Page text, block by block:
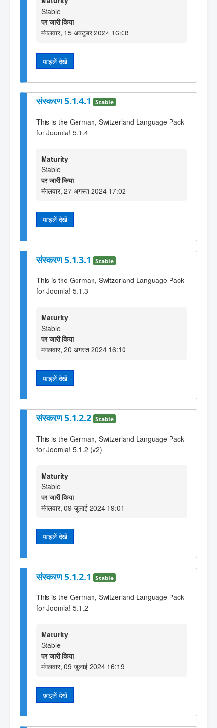
Stable
पर जारी किया
मंगलवार, 15 अक्टूबर 2024 16:08
फ़ाइलें देखें
संस्करण 5.1.4.1 Stable
This is the German, Switzerland Language Pack
for Joomla! 5.1.4
Maturity
Stable
पर जारी किया
मंगलवार, 27 अगस्त 2024 17:02
फ़ाइलें देखें
संस्करण 5.1.3.1 Stable
This is the German, Switzerland Language Pack
for Joomla! 5.1.3
Maturity
Stable
पर जारी किया
मंगलवार, 20 अगस्त 2024 16:10
फ़ाइलें देखें
संस्करण 5.1.2.2 Stable
This is the German, Switzerland Language Pack
for Joomla! 5.1.2 (v2)
Maturity
Stable
पर जारी किया
मंगलवार, 09 जुलाई 2024 19:01
फ़ाइलें देखें
संस्करण 5.1.2.1 Stable
This is the German, Switzerland Language Pack
for Joomla! 5.1.2
Maturity
Stable
पर जारी किया
मंगलवार, 09 जुलाई 2024 16:19
फ़ाइलें देखें